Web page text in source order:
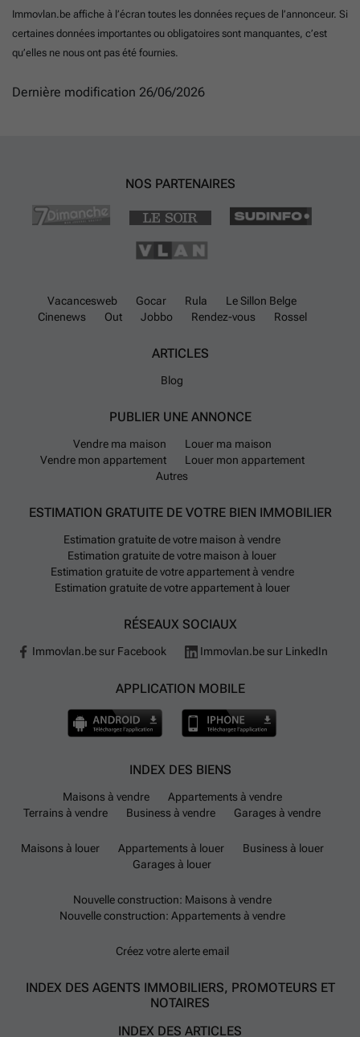
Immovlan.be affiche à l’écran toutes les données reçues de l’annonceur. Si
certaines données importantes ou obligatoires sont manquantes, c’est
qu’elles ne nous ont pas été fournies.
Dernière modification 26/06/2026
NOS PARTENAIRES
Vacancesweb Gocar Rula
Le Sillon Belge
Cinenews
Out Jobbo Rendez-vous Rossel
ARTICLES
Blog
PUBLIER UNE ANNONCE
Vendre ma maison
Louer ma maison
Vendre mon appartement
Louer mon appartement
Autres
ESTIMATION GRATUITE DE VOTRE BIEN IMMOBILIER
Estimation gratuite de votre maison à vendre
Estimation gratuite de votre maison à louer
Estimation gratuite de votre appartement à vendre
Estimation gratuite de votre appartement à louer
RÉSEAUX SOCIAUX
Immovlan.be sur Facebook Immovlan.be sur LinkedIn
APPLICATION MOBILE
INDEX DES BIENS
Maisons à vendre
Appartements à vendre
Terrains à vendre
Business à vendre Garages à vendre
Maisons à louer Appartements à louer
Business à louer
Garages à louer
Nouvelle construction: Maisons à vendre
Nouvelle construction: Appartements à vendre
Créez votre alerte email
INDEX DES AGENTS IMMOBILIERS, PROMOTEURS ET
NOTAIRES
INDEX DES ARTICLES